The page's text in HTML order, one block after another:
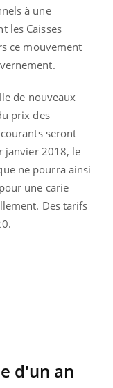
à une
les Caisses
ce mouvement
de nouveaux
prix des
seront
janvier 2018, le
ne pourra ainsi
une carie
Des tarifs
d'un an